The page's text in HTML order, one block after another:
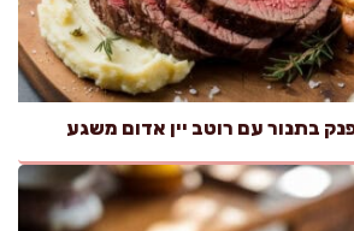
בתנור עם רוטב יין אדום משגע